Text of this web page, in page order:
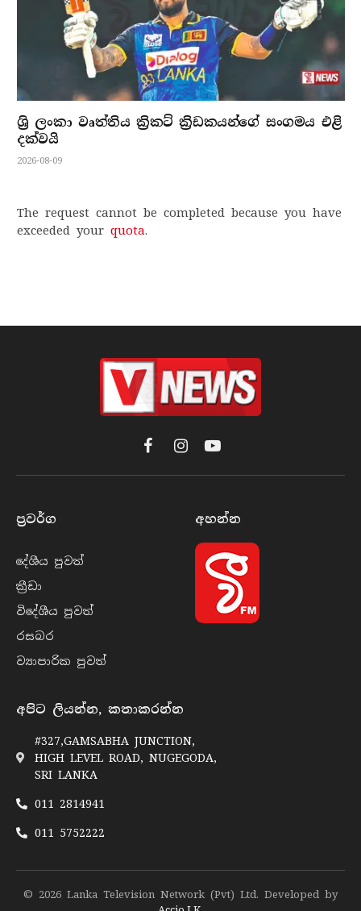
ශ්‍රි ලංකා වෘත්තිය ක්‍රිකට් ක්‍රිඩකයන්ගේ සංගමය එළි
දක්වයි
2026-08-09
The request cannot be completed because you have
exceeded your quota.
FacebookInstagramYouTube
ප්‍රවර්​ග
දේශීය පුව​ත්
ක්‍රී​ඩා
විදේශීය පුව​ත්
රසබ​ර
ව්‍යාපාරික පුව​ත්
අහන්​න
අපිට ලියන්න, කතාකරන්න
#327,GAMSABHA JUNCTION,
HIGH LEVEL ROAD, NUGEGODA,
SRI LANKA
011 2814941
011 5752222
© 2026 Lanka Television Network (Pvt) Ltd. Developed by